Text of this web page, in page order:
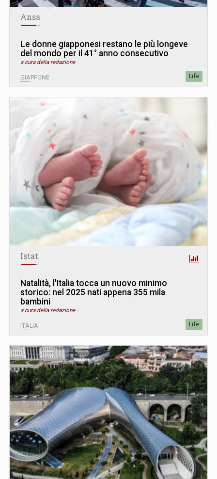
Ansa
Le donne giapponesi restano le più longeve
del mondo per il 41° anno consecutivo
a cura della redazione
GIAPPONE Life
Istat
Natalità, l'Italia tocca un nuovo minimo
storico: nel 2025 nati appena 355 mila
bambini
a cura della redazione
ITALIA Life